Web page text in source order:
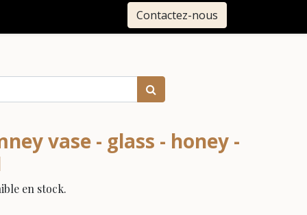
Contactez-nous
vase - glass - honey -
en stock.